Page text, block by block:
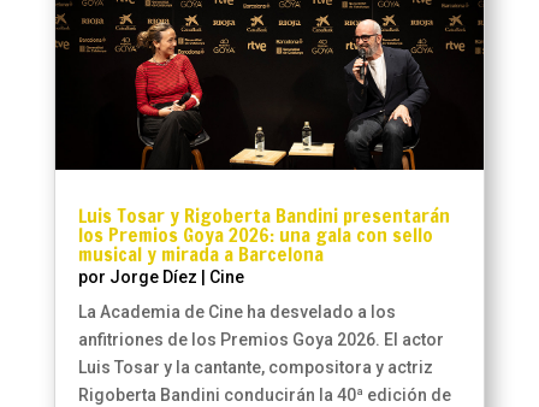
Luis Tosar y Rigoberta Bandini presentarán
los Premios Goya 2026: una gala con sello
musical y mirada a Barcelona
por Jorge Díez
Cine
La Academia de Cine ha desvelado a los
anfitriones de los Premios Goya 2026. El actor
Luis Tosar y la cantante, compositora y actriz
Rigoberta Bandini conducirán la 40ª edición de